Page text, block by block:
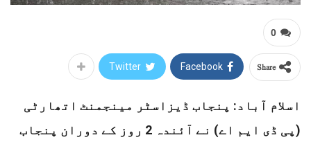
0
Share
Facebook
Twitter
اسلام آباد: پنجاب ڈیزاسٹر مینجمنٹ اتھارٹی
(پی ڈی ایم اے) نے آئندہ 2 روز کے دوران پنجاب